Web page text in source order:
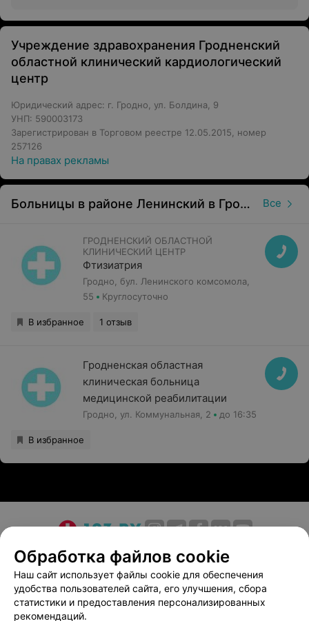
Учреждение здравохранения Гродненский
областной клинический кардиологический
центр
Юридический адрес: г. Гродно, ул. Болдина, 9
УНП: 590003173
Зарегистрирован в Торговом реестре 12.05.2015, номер
257126
На правах рекламы
Больницы в районе Ленинский в Гродно Все
ГРОДНЕНСКИЙ ОБЛАСТНОЙ
КЛИНИЧЕСКИЙ ЦЕНТР
Фтизиатрия
Гродно, бул. Ленинского комсомола,
55
Круглосуточно
В избранное 1 отзыв
Гродненская областная
клиническая больница
медицинской реабилитации
Гродно, ул. Коммунальная, 2 до 16:35
В избранное
О проекте Новости проекта
Размещение рекламы
Медицинский маркетинг
Публичный договор
Пользовательское соглашение
Способы оплаты
Вакансии
Партнеры
Обработка файлов cookie
Наш сайт использует файлы cookie для обеспечения
удобства пользователей сайта, его улучшения, сбора
статистики и предоставления персонализированных
рекомендаций.